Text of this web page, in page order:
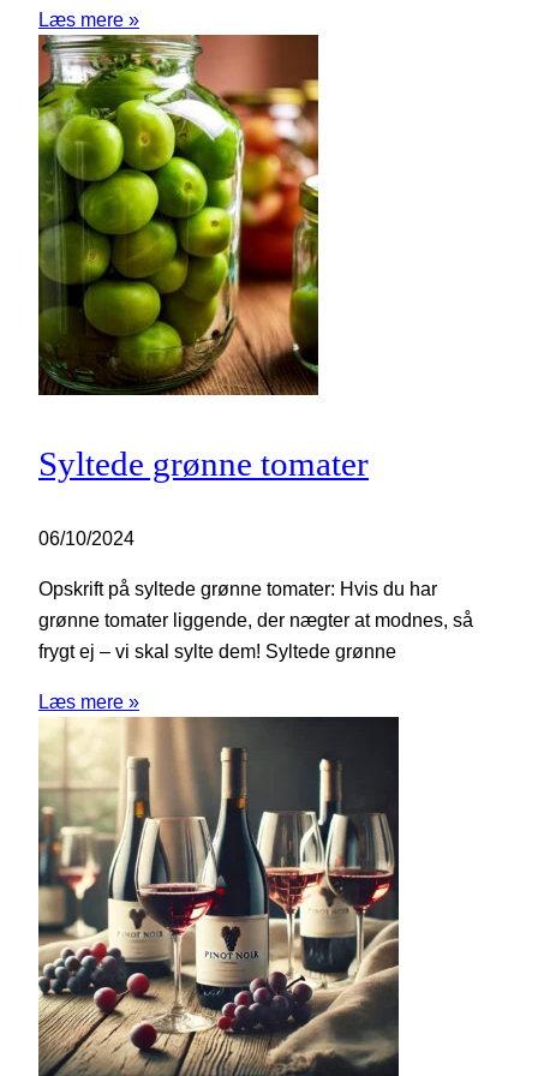
Læs mere »
Syltede grønne tomater
06/10/2024
Opskrift på syltede grønne tomater: Hvis du har
grønne tomater liggende, der nægter at modnes, så
frygt ej – vi skal sylte dem! Syltede grønne
Læs mere »